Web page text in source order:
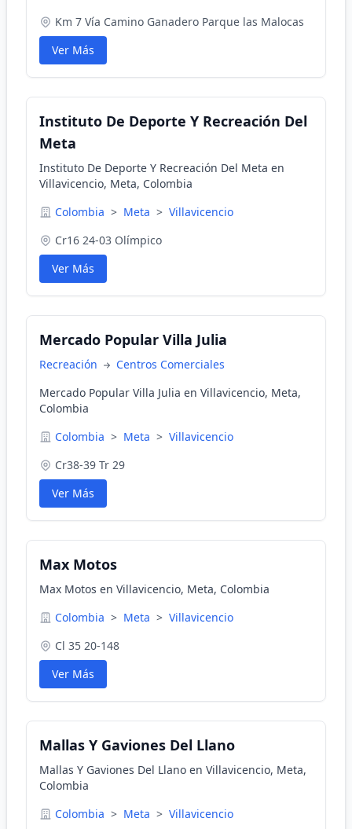
Km 7 Vía Camino Ganadero Parque las Malocas
Ver Más
Instituto De Deporte Y Recreación Del
Meta
Instituto De Deporte Y Recreación Del Meta en
Villavicencio, Meta, Colombia
Colombia > Meta > Villavicencio
Cr16 24-03 Olímpico
Ver Más
Mercado Popular Villa Julia
Recreación
Centros Comerciales
Mercado Popular Villa Julia en Villavicencio, Meta,
Colombia
Colombia > Meta > Villavicencio
Cr38-39 Tr 29
Ver Más
Max Motos
Max Motos en Villavicencio, Meta, Colombia
Colombia > Meta > Villavicencio
Cl 35 20-148
Ver Más
Mallas Y Gaviones Del Llano
Mallas Y Gaviones Del Llano en Villavicencio, Meta,
Colombia
Colombia > Meta > Villavicencio